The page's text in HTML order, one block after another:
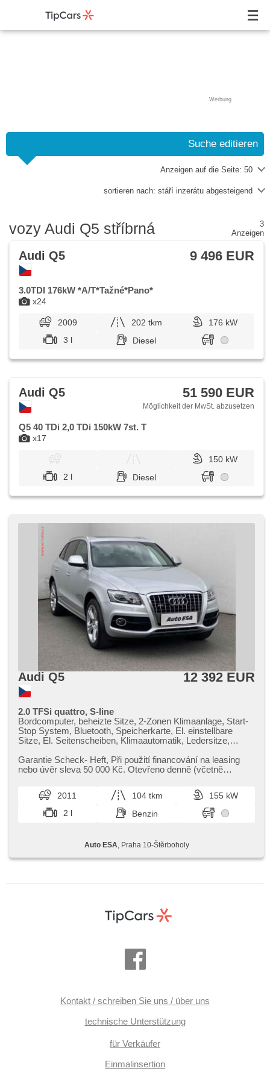
Werbung
Suche editieren
Anzeigen auf die Seite: 50
sortieren nach: stáří inzerátu abgesteigend
vozy Audi Q5 stříbrná
3
Anzeigen
x24
Audi Q5 9 496 EUR
3.0TDI 176kW *A/T*Tažné*Pano*
2009 202 tkm
176 kW
3 l
Diesel
x17
Audi Q5 51 590 EUR
Möglichkeit der MwSt. abzusetzen
Q5 40 TDi 2,0 TDi 150kW 7st. T
150 kW
2 l
Diesel
Audi Q5 12 392 EUR
2.0 TFSi quattro, S-line
Bordcomputer, beheizte Sitze, 2-Zonen Klimaanlage, Start-
Stop System, Bluetooth, Speicherkarte, El. einstellbare
Sitze, El. Seitenscheiben, Klimaautomatik, Ledersitze,
Wechsler, DVD-Player, Bi Xenon-Scheinwerfer, bezklíčové
odemykání, El. Deckel des Kofferraums, täglich Leuchten,
Scheinwerferwaschanlagen, El. Dachfenster, Servolenkung,
Antrieb 4x4, Elektronisches Stabilitätsprogramm (ESP),
Scheibenwischersensor, Nebelscheinwerfer, El.
Klappspiegel, Panoramadach, Reifendrucksensor, starten
Garantie Scheck​- Heft,​ Při použití financování na leasing
nebo úvěr sleva 50 000 Kč. Otevřeno denně (včetně
2011 104 tkm
155 kW
2 l
Benzin
Auto ESA , Praha 10-Štěrboholy
Kontakt / schreiben Sie uns / über uns
technische Unterstützung
für Verkäufer
Einmalinsertion